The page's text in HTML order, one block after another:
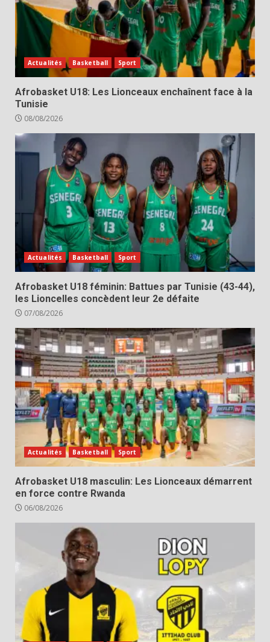
Actualités Basketball Sport
Afrobasket U18: Les Lionceaux enchaînent face à la
Tunisie
08/08/2026
Actualités Basketball Sport
Afrobasket U18 féminin: Battues par Tunisie (43-44),
les Lioncelles concèdent leur 2e défaite
07/08/2026
Actualités Basketball Sport
Afrobasket U18 masculin: Les Lionceaux démarrent
en force contre Rwanda
06/08/2026